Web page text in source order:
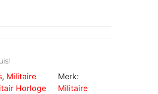
, Militaire
Horloge
Merk:
Militaire